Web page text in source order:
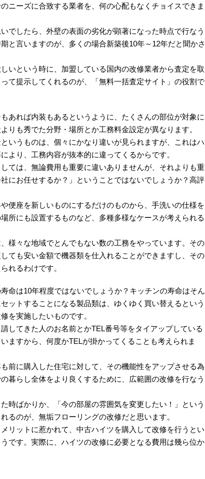
ニーズに合致する業者を、何の心配もなくチョイスできま
でしたら、外壁の表面の劣化が顕著になった時点で行なう
と言いますのが、多くの場合新築後10年～12年だと聞かさ
いという時に、加盟している国内の改修業者から査定を取
て提示してくれるのが、「無料一括査定サイト」の役割で
あれば内装もあるというように、たくさんの部位が対象に
りも秀でた分野・場所とか工務料金設定が異なります。
いうものは、個々にかなり違いが見られますが、これはハ
より、工務内容が抜本的に違ってくるからです。
ては、無論費用も重要に違いありませんが、それよりも重
にお任せするか？」ということではないでしょうか？高評
便座を新しいものにするだけのものから、手洗いの仕様を
所にも設置するものなど、多種多様なケースが考えられる
様々な地域でとんでもない数の工務をやっています。その
ても安い金額で機器類を仕入れることができますし、その
れるわけです。
命は10年程度ではないでしょうか？キッチンの寿命はそん
ットすることになる製品類は、ゆくゆく買い替えるという
を実施したいものです。
してきた人のお名前とかTEL番号等をタイアップしている
ますから、何度かTELが掛かってくることも考えられま
前に購入した住宅に対して、その機能性をアップさせる為
暮らし全体をより良くするために、広範囲の改修を行なう
時ばかりか、「今の部屋の雰囲気を変更したい！」という
るのが、無垢フローリングの改修だと思います。
リットに惹かれて、中古ハイツを購入して改修を行うとい
です。実際に、ハイツの改修に必要となる費用は幾ら位か